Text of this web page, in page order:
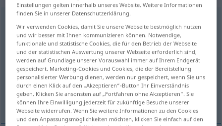
Übersicht aller Übersetzungen
(Für mehr Details die Übersetzung anklicken/antippen)
ausrufen, proklamieren, bekannt geben
erklären, verkünden
Einstellungen gelten innerhalb unseres Website. Weitere Informationen
finden Sie in unserer Datenschutzerklärung.
Wir verwenden Cookies, damit Sie unsere Webseite bestmöglich nutzen
und wir besser mit Ihnen kommunizieren können. Notwendige,
funktionale und statistische Cookies, die für den Betrieb der Webseite
und der statistischen Auswertung unserer Webseite erforderlich sind,
werden auf Grundlage unserer Vorauswahl immer auf Ihrem Endgerät
gespeichert. Marketing-Cookies und Cookies, die der Bereitstellung
personalisierter Werbung dienen, werden nur gespeichert, wenn Sie uns
durch einen Klick auf den „Akzeptieren“-Button Ihr Einverständnis
geben. Klicken Sie ansonsten auf „Fortfahren ohne Akzeptieren“. Sie
können Ihre Einwilligung jederzeit für zukünftige Besuche unserer
Webseite widerrufen. Wenn Sie weitere Informationen zu den Cookies
und den Anpassungsmöglichkeiten möchten, klicken Sie einfach auf den